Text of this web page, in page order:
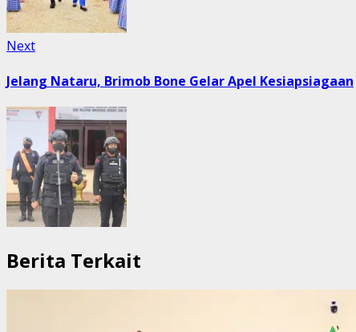
NextNext
Jelang Nataru, Brimob Bone Gelar Apel Kesiapsiagaan
Berita Terkait